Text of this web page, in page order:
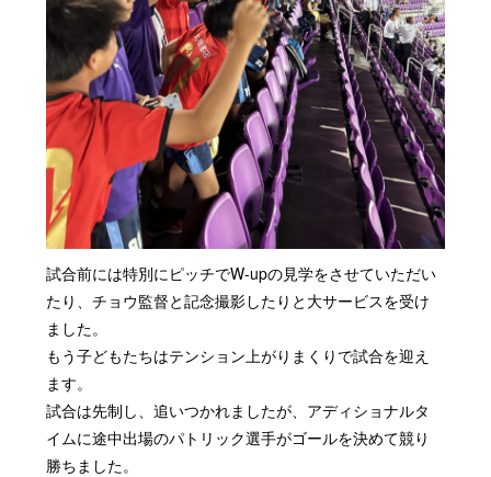
試合前には特別にピッチでW-upの見学をさせていただい
たり、チョウ監督と記念撮影したりと大サービスを受け
ました。
もう子どもたちはテンション上がりまくりで試合を迎え
ます。
試合は先制し、追いつかれましたが、アディショナルタ
イムに途中出場のパトリック選手がゴールを決めて競り
勝ちました。